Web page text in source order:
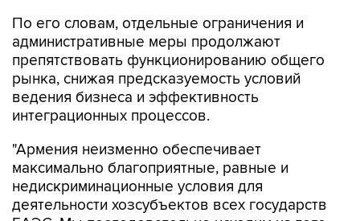
По его словам, отдельные ограничения и
административные меры продолжают
препятствовать функционированию общего
рынка, снижая предсказуемость условий
ведения бизнеса и эффективность
интеграционных процессов.
"Армения неизменно обеспечивает
максимально благоприятные, равные и
недискриминационные условия для
деятельности хозсубъектов всех государств